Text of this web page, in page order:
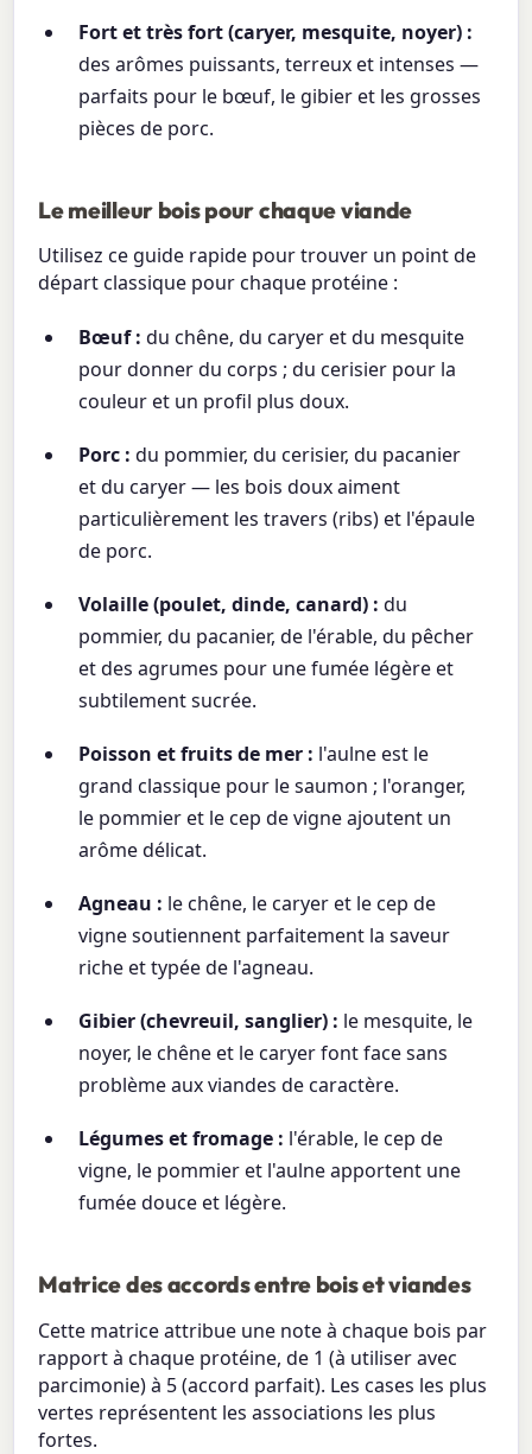
Fort et très fort (caryer, mesquite, noyer) :
des arômes puissants, terreux et intenses —
parfaits pour le bœuf, le gibier et les grosses
pièces de porc.
Le meilleur bois pour chaque viande
Utilisez ce guide rapide pour trouver un point de
départ classique pour chaque protéine :
Bœuf : du chêne, du caryer et du mesquite
pour donner du corps ; du cerisier pour la
couleur et un profil plus doux.
Porc : du pommier, du cerisier, du pacanier
et du caryer — les bois doux aiment
particulièrement les travers (ribs) et l'épaule
de porc.
Volaille (poulet, dinde, canard) : du
pommier, du pacanier, de l'érable, du pêcher
et des agrumes pour une fumée légère et
subtilement sucrée.
Poisson et fruits de mer : l'aulne est le
grand classique pour le saumon ; l'oranger,
le pommier et le cep de vigne ajoutent un
arôme délicat.
Agneau : le chêne, le caryer et le cep de
vigne soutiennent parfaitement la saveur
riche et typée de l'agneau.
Gibier (chevreuil, sanglier) : le mesquite, le
noyer, le chêne et le caryer font face sans
problème aux viandes de caractère.
Légumes et fromage : l'érable, le cep de
vigne, le pommier et l'aulne apportent une
fumée douce et légère.
Matrice des accords entre bois et viandes
Cette matrice attribue une note à chaque bois par
rapport à chaque protéine, de 1 (à utiliser avec
parcimonie) à 5 (accord parfait). Les cases les plus
vertes représentent les associations les plus
fortes.